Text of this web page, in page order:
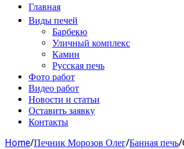
Главная
Виды печей
Барбекю
Уличный комплекс
Камин
Русская печь
Фото работ
Видео работ
Новости и статьи
Оставить заявку
Контакты
Home/Печник Морозов Олег/Банная печь/